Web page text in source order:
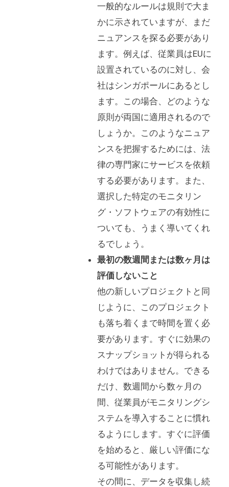
一般的なルールは規則で大ま
かに示されていますが、まだ
ニュアンスを探る必要があり
ます。例えば、従業員はEUに
設置されているのに対し、会
社はシンガポールにあるとし
ます。この場合、どのような
原則が両国に適用されるので
しょうか。このようなニュア
ンスを把握するためには、法
律の専門家にサービスを依頼
する必要があります。また、
選択した特定のモニタリン
グ・ソフトウェアの有効性に
ついても、うまく導いてくれ
るでしょう。
最初の数週間または数ヶ月は
評価しないこと
他の新しいプロジェクトと同
じように、このプロジェクト
も落ち着くまで時間を置く必
要があります。すぐに効果の
スナップショットが得られる
わけではありません。できる
だけ、数週間から数ヶ月の
間、従業員がモニタリングシ
ステムを導入することに慣れ
るようにします。すぐに評価
を始めると、厳しい評価にな
る可能性があります。
その間に、データを収集し続